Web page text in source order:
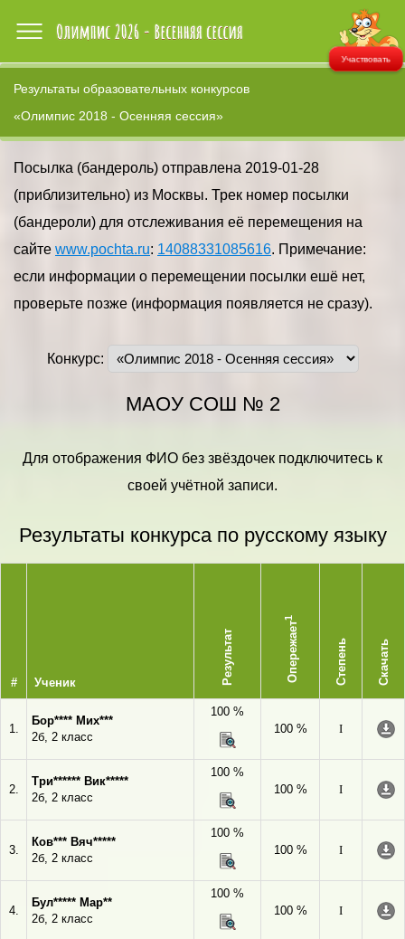
Участвовать
Результаты образовательных конкурсов
«Олимпис 2018 - Осенняя сессия»
Посылка (бандероль) отправлена 2019-01-28
(приблизительно) из Москвы. Трек номер посылки
(бандероли) для отслеживания её перемещения на
сайте www.pochta.ru: 14088331085616. Примечание:
если информации о перемещении посылки ешё нет,
проверьте позже (информация появляется не сразу).
Конкурс:
МАОУ СОШ № 2
Для отображения ФИО без звёздочек подключитесь к
своей учётной записи.
Результаты конкурса по русскому языку
# Ученик Результат Опережает
1
Степень Скачать
1.
Бор**** Мих***
2б, 2 класс
100 %
100 %
I
2.
Три****** Вик*****
2б, 2 класс
100 %
100 %
I
3.
Ков*** Вяч*****
2б, 2 класс
100 %
100 %
I
4.
Бул***** Мар**
2б, 2 класс
100 %
100 %
I